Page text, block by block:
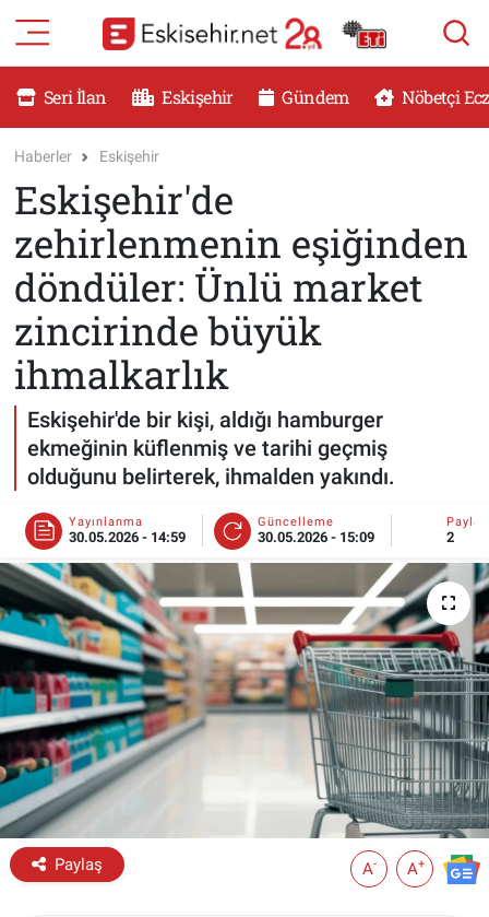
Seri İlan Eskişehir Gündem Nöbetçi
Haberler Eskişehir
Eskişehir'de
zehirlenmenin eşiğinden
döndüler: Ünlü market
zincirinde büyük
ihmalkarlık
Eskişehir'de bir kişi, aldığı hamburger
ekmeğinin küflenmiş ve tarihi geçmiş
olduğunu belirterek, ihmalden yakındı.
Yayınlanma
30.05.2026 - 14:59
Güncelleme
30.05.2026 - 15:09 2
Paylaş A- A+
RESMİ İLANLAR
DÜNYA
SAĞLIK
MAGAZİN
KADIN
TEKNOLOJİ
YEMEK
ESKİŞEHİR NÖBETÇİ ECZANELER
Eskişehir Haber İçerikleri
Eskişehir Hava Durumu
Eskişehir Tramvay Saatleri
Eskişehir Otobüs Saatleri
Eskişehir Nöbetçi Eczaneler
Eskişehir Namaz Vakitleri
Eskişehir Trafik Yoğunluk Haritası
Süper Lig Puan Durumu ve Fikstür
Tüm Manşetler
Son Dakika Haberleri
Haber Arşivi